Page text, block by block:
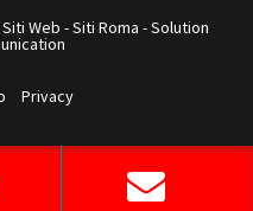
Web -Siti Roma -Solution
Privacy